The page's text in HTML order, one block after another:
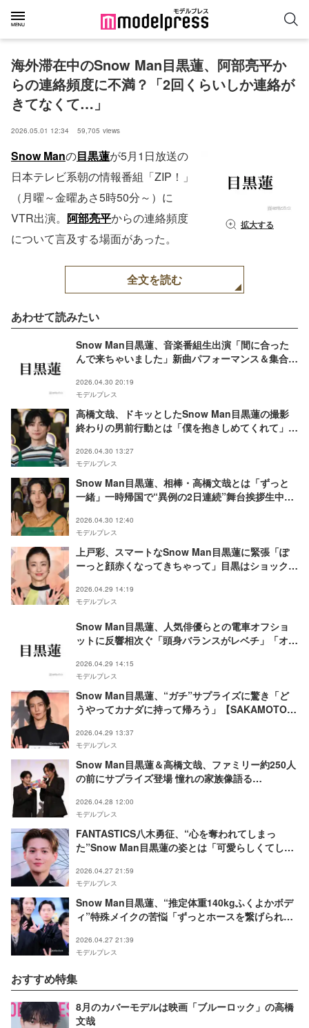
海外滞在中のSnow Man目黒蓮、阿部亮平か
らの連絡頻度に不満？「2回くらいしか連絡が
きてなくて…」
2026.05.01 12:34 59,705 views
拡大する
Snow Manの目黒蓮が5月1日放送の
日本テレビ系朝の情報番組「ZIP！」
（月曜～金曜あさ5時50分～）に
VTR出演。 阿部亮平からの連絡頻度
について言及する場面があった。
全文を読む
あわせて読みたい
Snow Man目黒蓮、音楽番組生出演「間に合った
んで来ちゃいました」新曲パフォーマンス＆集合シ
2026.04.30 20:19
モデルプレス
高橋文哉、ドキッとしたSnow Man目黒蓮の撮影
終わりの男前行動とは「僕を抱きしめてくれて」距
2026.04.30 13:27
モデルプレス
Snow Man目黒蓮、相棒・高橋文哉とは「ずっと
一緒」一時帰国で“異例の2日連続”舞台挨拶生中継
2026.04.30 12:40
モデルプレス
上戸彩、スマートなSnow Man目黒蓮に緊張「ぽ
ーっと顔赤くなってきちゃって」目黒はショック受
2026.04.29 14:19
モデルプレス
Snow Man目黒蓮、人気俳優らとの電車オフショ
ットに反響相次ぐ「頭身バランスがレベチ」「オー
2026.04.29 14:15
モデルプレス
Snow Man目黒蓮、“ガチ”サプライズに驚き「ど
うやってカナダに持って帰ろう」【SAKAMOTO
2026.04.29 13:37
モデルプレス
Snow Man目黒蓮＆高橋文哉、ファミリー約250人
の前にサプライズ登場 憧れの家族像語る
2026.04.28 12:00
モデルプレス
FANTASTICS八木勇征、“心を奪われてしまっ
た”Snow Man目黒蓮の姿とは「可愛らしくてしょ
2026.04.27 21:59
モデルプレス
Snow Man目黒蓮、“推定体重140kgふくよかボデ
ィ”特殊メイクの苦悩「ずっとホースを繋げられ
DAYS】
2026.04.27 21:39
モデルプレス
おすすめ特集
8月のカバーモデルは映画「ブルーロック」の高橋
文哉